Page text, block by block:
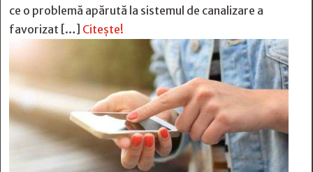
ce o problemă apărută la sistemul de canalizare a
favorizat […] Citește!